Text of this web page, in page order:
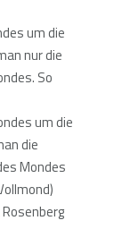
um die
nur die
So
um die
die
Mondes